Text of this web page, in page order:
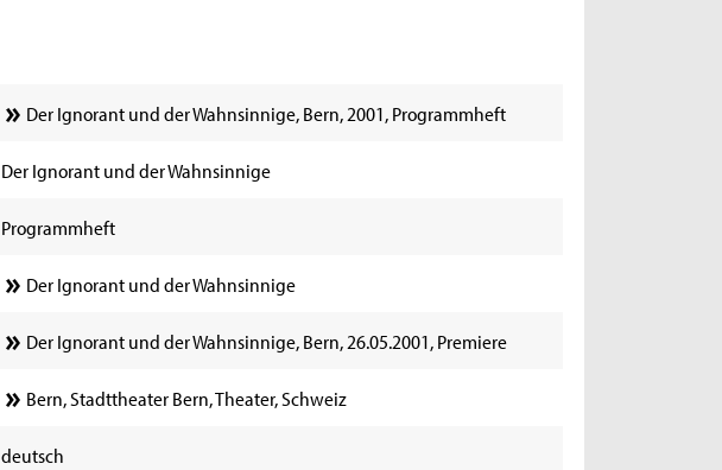
Der Ignorant und der Wahnsinnige, Bern, 2001, Programmheft
Der Ignorant und der Wahnsinnige
Programmheft
Der Ignorant und der Wahnsinnige
Der Ignorant und der Wahnsinnige, Bern, 26.05.2001, Premiere
Bern, Stadttheater Bern, Theater, Schweiz
deutsch